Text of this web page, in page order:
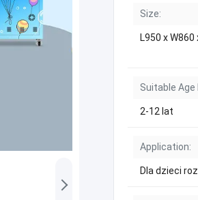
Size:
L950 x
Suitable Age
2-12 lat
Application:
Dla dzieci